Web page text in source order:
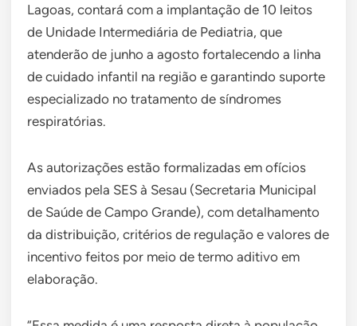
Lagoas, contará com a implantação de 10 leitos
de Unidade Intermediária de Pediatria, que
atenderão de junho a agosto fortalecendo a linha
de cuidado infantil na região e garantindo suporte
especializado no tratamento de síndromes
respiratórias.
As autorizações estão formalizadas em ofícios
enviados pela SES à Sesau (Secretaria Municipal
de Saúde de Campo Grande), com detalhamento
da distribuição, critérios de regulação e valores de
incentivo feitos por meio de termo aditivo em
elaboração.